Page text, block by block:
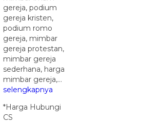
gereja, podium
gereja kristen,
podium romo
gereja, mimbar
gereja protestan,
mimbar gereja
sederhana, harga
mimbar gereja,…
selengkapnya
*Harga Hubungi
CS